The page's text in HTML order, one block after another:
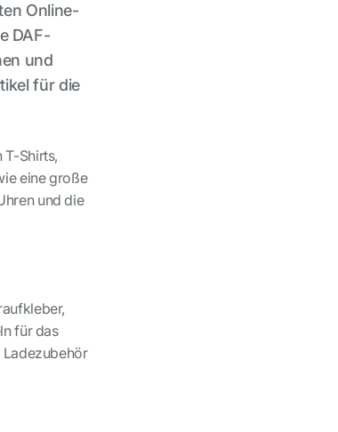
Online-
DAF-
und
für die
Shirts,
eine große
und die
für das
Ladezubehör